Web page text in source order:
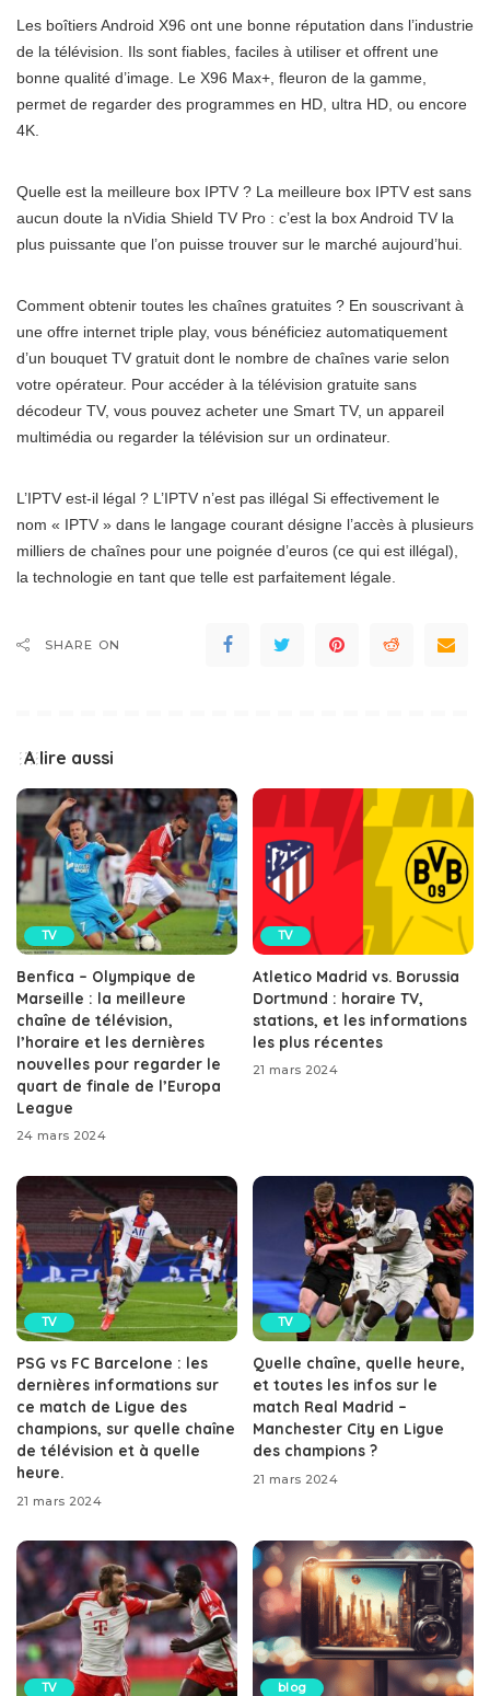
Les boîtiers Android X96 ont une bonne réputation dans l’industrie
de la télévision. Ils sont fiables, faciles à utiliser et offrent une
bonne qualité d’image. Le X96 Max+, fleuron de la gamme,
permet de regarder des programmes en HD, ultra HD, ou encore
4K.
Quelle est la meilleure box IPTV ? La meilleure box IPTV est sans
aucun doute la nVidia Shield TV Pro : c’est la box Android TV la
plus puissante que l’on puisse trouver sur le marché aujourd’hui.
Comment obtenir toutes les chaînes gratuites ? En souscrivant à
une offre internet triple play, vous bénéficiez automatiquement
d’un bouquet TV gratuit dont le nombre de chaînes varie selon
votre opérateur. Pour accéder à la télévision gratuite sans
décodeur TV, vous pouvez acheter une Smart TV, un appareil
multimédia ou regarder la télévision sur un ordinateur.
L’IPTV est-il légal ? L’IPTV n’est pas illégal Si effectivement le
nom « IPTV » dans le langage courant désigne l’accès à plusieurs
milliers de chaînes pour une poignée d’euros (ce qui est illégal),
la technologie en tant que telle est parfaitement légale.
SHARE ON
A lire aussi
TV
Benfica – Olympique de
Marseille : la meilleure
chaîne de télévision,
l’horaire et les dernières
nouvelles pour regarder le
quart de finale de l’Europa
League
24 mars 2024
TV
Atletico Madrid vs. Borussia
Dortmund : horaire TV,
stations, et les informations
les plus récentes
21 mars 2024
TV
PSG vs FC Barcelone : les
dernières informations sur
ce match de Ligue des
champions, sur quelle chaîne
de télévision et à quelle
heure.
21 mars 2024
TV
Quelle chaîne, quelle heure,
et toutes les infos sur le
match Real Madrid –
Manchester City en Ligue
des champions ?
21 mars 2024
TV blog